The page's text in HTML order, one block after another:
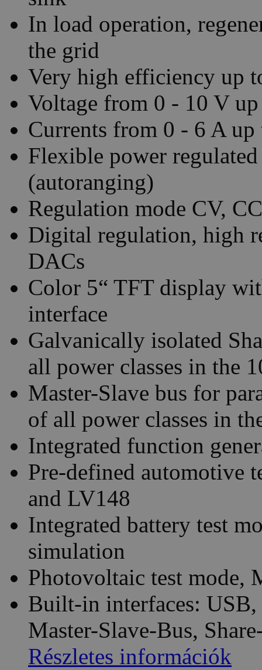
In load operation,
the grid
Very high efficiency up
Voltage from 0 - 10 V
Currents from 0 - 6 A
Flexible power
(autoranging)
Regulation mode CV,
Digital regulation, high
DACs
Color 5“ TFT display
interface
Galvanically isolated
all power classes in the
Master-Slave bus for
of all power classes in
Integrated function
Pre-defined automotive
and LV148
Integrated battery test
simulation
Photovoltaic test mode,
Built-in interfaces:
Master-Slave-Bus,
Részletes információk